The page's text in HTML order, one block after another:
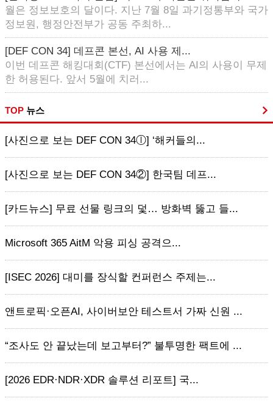
월은 정보보호의 달이다. 지난 7월 8일 과기정통부와 국가
정보원, 행정안전부가 공동 주최하...
[DEF CON 34] 데프콘 본선, AI 사용 제...
이번 데프콘 해킹대회(CTF) 본선에서는 AI의 사용이 무제
한 허용된다. 앞서 5월에 치러...
TOP 뉴스
[사진으로 보는 DEF CON 34ⓛ] ‘해커들의...
[사진으로 보는 DEF CON 34②] 한국팀 데프...
[카드뉴스] 무료 선물 링크의 덫… 방화벽 뚫고 들...
Microsoft 365 AitM 악용 피싱 공격으...
[ISEC 2026] 대미를 장식할 컨퍼런스 주제는...
앤트로픽·오픈AI, 사이버보안 테스트서 가짜 신원 ...
“조사도 안 끝났는데 보고부터?” 불투명한 팩트에 ...
[2026 EDR·NDR·XDR 솔루션 리포트] 국...